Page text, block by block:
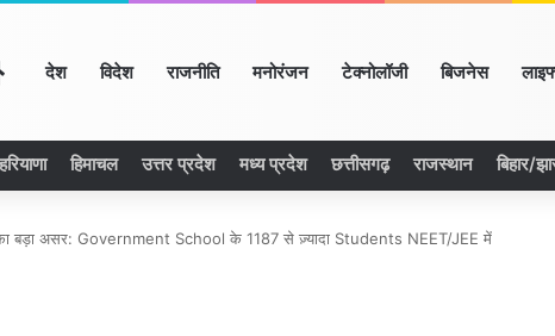
Homeदेश विदेश राजनीति मनोरंजन टेक्नोलॉजी बिजनेस
हरियाणा हिमाचल उत्तर प्रदेश मध्य प्रदेश छत्तीसगढ़ राजस्थान बिहार/
बड़ा असर: Government School के 1187 से ज़्यादा Students NEET/JEE में